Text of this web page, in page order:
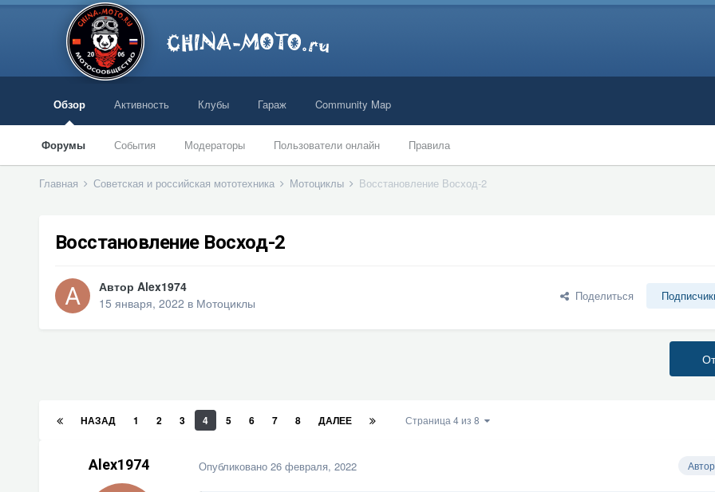
Обзор
Форумы События Модераторы Пользователи онлайн Правила
Активность Клубы Гараж Community Map
Главная Советская и российская мототехника Мотоциклы Восстановление Восход-2
Восстановление Восход-2
Автор Alex1974
15 января, 2022 в Мотоциклы Поделиться
НАЗАД 1 2 3 4 5 6 7 8 ДАЛЕЕ Страница 4 из 8
Alex1974 Автор
Опубликовано 26 февраля, 2022